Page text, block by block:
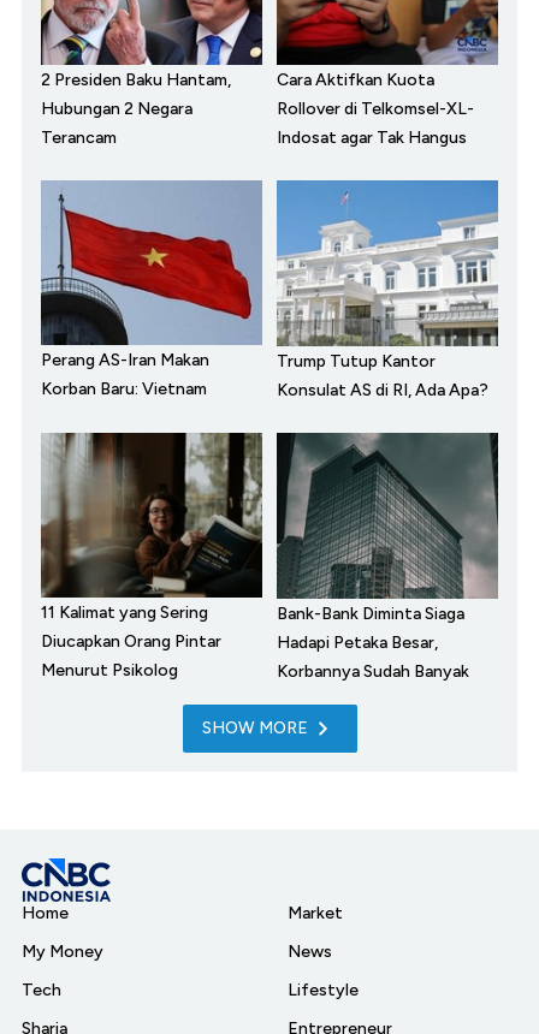
2 Presiden Baku Hantam,
Hubungan 2 Negara
Terancam
Cara Aktifkan Kuota
Rollover di Telkomsel-XL-
Indosat agar Tak Hangus
Perang AS-Iran Makan
Korban Baru: Vietnam
Trump Tutup Kantor
Konsulat AS di RI, Ada Apa?
11 Kalimat yang Sering
Diucapkan Orang Pintar
Menurut Psikolog
Bank-Bank Diminta Siaga
Hadapi Petaka Besar,
Korbannya Sudah Banyak
SHOW MORE
Home
My Money
Tech
Sharia
Market
News
Lifestyle
Entrepreneur